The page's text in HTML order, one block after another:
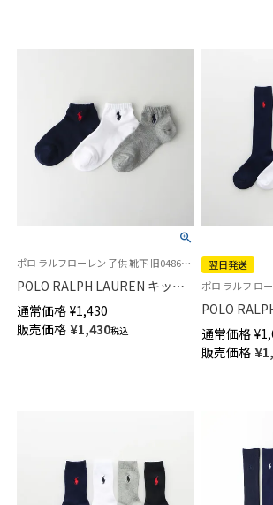
ポロ ラルフローレン 子供 靴下 旧04863342
POLO RALPH LAUREN キッズ
ワンポイント刺繍 スニーカー丈
ソックス 日本製 04863362
通常価格 ¥1,430
販売価格 ¥1,430税込
翌日発送
POLO
綿混 リブ ハ
イント刺繍
【365日最短
通常価格 ¥
販売価格 ¥